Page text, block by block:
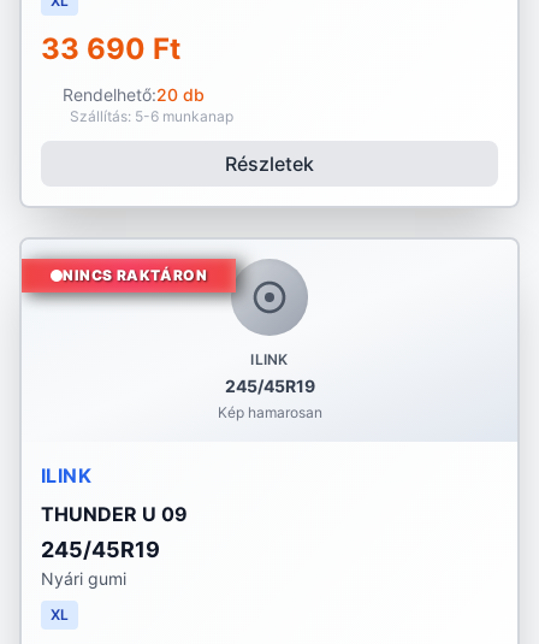
33 690 Ft
Rendelhető:20 db
Szállítás: 5-6 munkanap
Részletek
ILINK
245/45R19
Kép hamarosan
NINCS RAKTÁRON
ILINK
THUNDER U 09
245/45R19
Nyári gumi
XL